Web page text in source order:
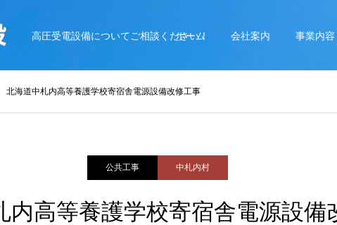
高圧受電設備についてご相談ください！
ホーム 会社案内 事業内容
北海道中札内高等養護学校寄宿舎電源設備改修工事
公共工事 中札内村
内高等養護学校寄宿舎電源設備